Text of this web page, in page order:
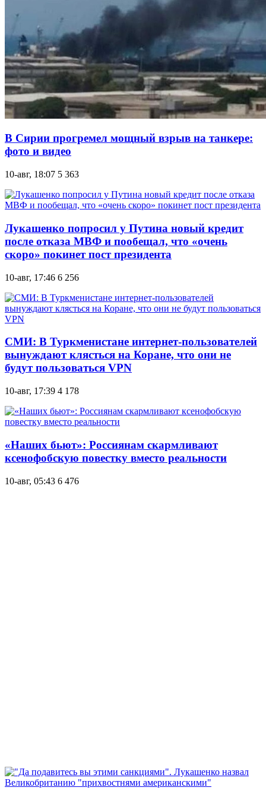
В Сирии прогремел мощный взрыв на танкере:
фото и видео
10-авг, 18:07 5 363
Лукашенко попросил у Путина новый кредит
после отказа МВФ и пообещал, что «очень
скоро» покинет пост президента
10-авг, 17:46 6 256
СМИ: В Туркменистане интернет-пользователей
вынуждают клясться на Коране, что они не
будут пользоваться VPN
10-авг, 17:39 4 178
«Наших бьют»: Россиянам скармливают
ксенофобскую повестку вместо реальности
10-авг, 05:43 6 476